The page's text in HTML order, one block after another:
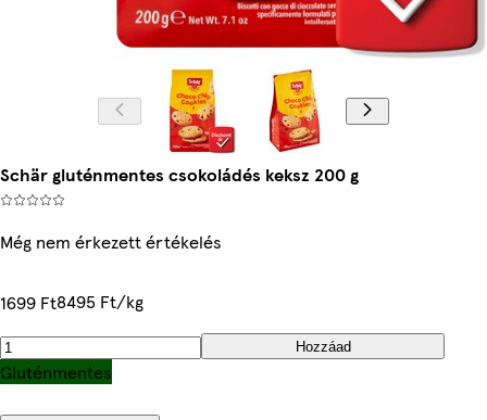
Schär gluténmentes csokoládés keksz 200 g
Még nem érkezett értékelés
1699 Ft8495 Ft/kg
Hozzáad
Gluténmentes